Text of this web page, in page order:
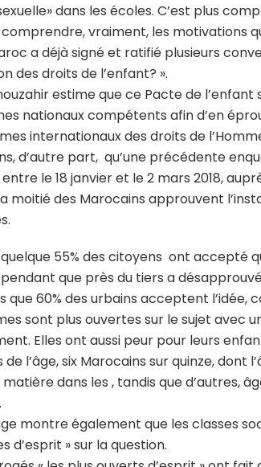
dans les écoles. C’est plus
vraiment, les motivations
a déjà signé et ratifié plusieurs
des droits de l’enfant? ».
estime que ce Pacte de
nationaux compétents afin d’en
internationaux des droits de
d’autre part, qu’une précédente
le 18 janvier et le 2 mars 2018,
moitié des Marocains approuvent
55% des citoyens ont accepté
que près du tiers a
que 60% des urbains acceptent l’idée,
sont plus ouvertes sur le sujet avec
Elles ont aussi peur pour leurs
l’âge, six Marocains sur quinze, dont
dans les , tandis que d’autres,
montre également que les classes
d’esprit » sur la question.